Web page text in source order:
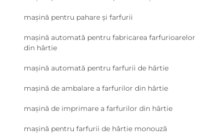
mașină pentru pahare și farfurii
mașină automată pentru fabricarea farfurioarelor
din hârtie
mașină automată pentru farfurii de hârtie
mașină de ambalare a farfurilor din hârtie
mașină de imprimare a farfurilor din hârtie
mașină pentru farfurii de hârtie monouză